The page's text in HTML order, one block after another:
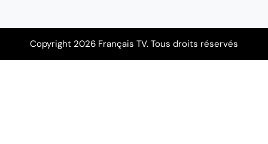
Copyright 2026 Français TV. Tous droits réservés